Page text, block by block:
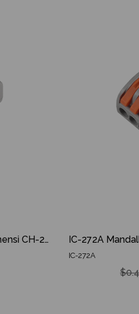
IC-272A Mandallı Buat Klemensi CH-212
IC-272A
$0.45